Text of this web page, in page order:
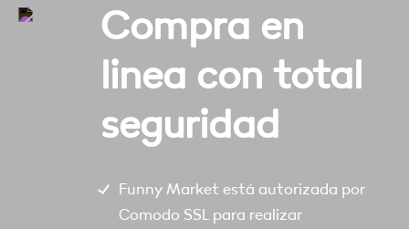
Compra en
linea con total
seguridad
Funny Market está autorizada por
Comodo SSL para realizar